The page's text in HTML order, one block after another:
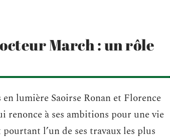
March : un rôle
lumière Saoirse Ronan et Florence
renonce à ses ambitions pour une vie
l’un de ses travaux les plus